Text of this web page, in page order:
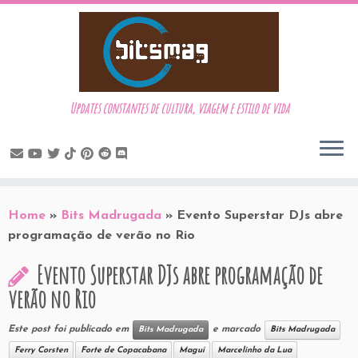
to
content
Updates constantes de cultura, viagem e estilo de vida
Home » Bits Madrugada » Evento Superstar DJs abre
programação de verão no Rio
Evento Superstar DJs abre programação de
verão no Rio
Este post foi publicado em Bits Madrugada e marcado Bits Madrugada
Ferry Corsten Forte de Copacabana Magui Marcelinho da Lua